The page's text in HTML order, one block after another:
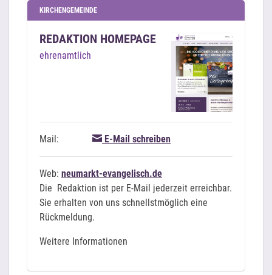
KIRCHENGEMEINDE
REDAKTION HOMEPAGE
ehrenamtlich
Mail: E-Mail schreiben
Web: neumarkt-evangelisch.de
Die Redaktion ist per E-Mail jederzeit erreichbar.
Sie erhalten von uns schnellstmöglich eine
Rückmeldung.
Weitere Informationen